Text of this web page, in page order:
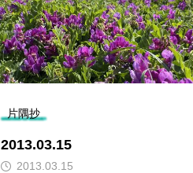
片隅抄
2013.03.15
2013.03.15